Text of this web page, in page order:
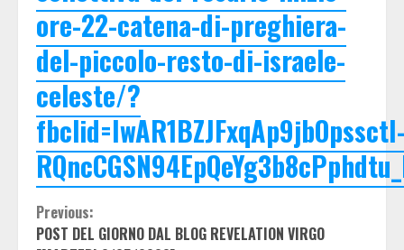
ore-22-catena-di-preghiera-
del-piccolo-resto-di-israele-
celeste/?
Continue
Previous:
POST DEL GIORNO DAL BLOG REVELATION VIRGO